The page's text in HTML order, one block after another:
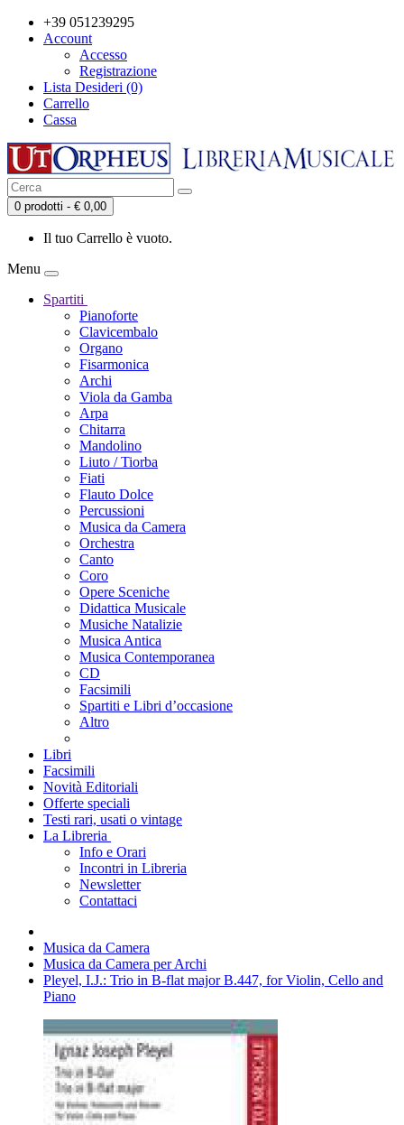
+39 051239295
Account
Accesso
Registrazione
Lista Desideri (0)
Carrello
Cassa
0 prodotti - € 0,00
Il tuo Carrello è vuoto.
Menu
Spartiti
Pianoforte
Clavicembalo
Organo
Fisarmonica
Archi
Viola da Gamba
Arpa
Chitarra
Mandolino
Liuto / Tiorba
Fiati
Flauto Dolce
Percussioni
Musica da Camera
Orchestra
Canto
Coro
Opere Sceniche
Didattica Musicale
Musiche Natalizie
Musica Antica
Musica Contemporanea
CD
Facsimili
Spartiti e Libri d’occasione
Altro
Libri
Facsimili
Novità Editoriali
Offerte speciali
Testi rari, usati o vintage
La Libreria
Info e Orari
Incontri in Libreria
Newsletter
Contattaci
Musica da Camera
Musica da Camera per Archi
Pleyel, I.J.: Trio in B-flat major B.447, for Violin, Cello and
Piano